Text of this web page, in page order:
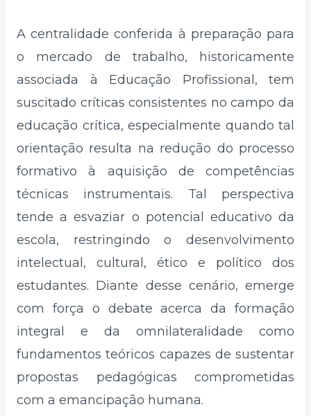
A centralidade conferida à preparação para
o mercado de trabalho, historicamente
associada à Educação Profissional, tem
suscitado críticas consistentes no campo da
educação crítica, especialmente quando tal
orientação resulta na redução do processo
formativo à aquisição de competências
técnicas instrumentais. Tal perspectiva
tende a esvaziar o potencial educativo da
escola, restringindo o desenvolvimento
intelectual, cultural, ético e político dos
estudantes. Diante desse cenário, emerge
com força o debate acerca da formação
integral e da omnilateralidade como
fundamentos teóricos capazes de sustentar
propostas pedagógicas comprometidas
com a emancipação humana.